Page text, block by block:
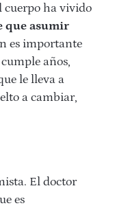
cuerpo ha vivido
que asumir
es importante
años,
le lleva a
a cambiar,
El doctor
es